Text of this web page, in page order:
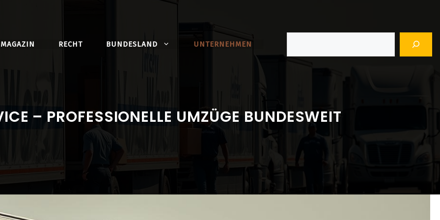
MAGAZIN RECHT BUNDESLAND UNTERNEHMEN
– PROFESSIONELLE UMZÜGE BUNDESWEIT